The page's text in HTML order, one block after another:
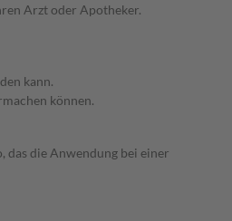
Arzt oder Apotheker.
kann.
können.
das die Anwendung bei einer